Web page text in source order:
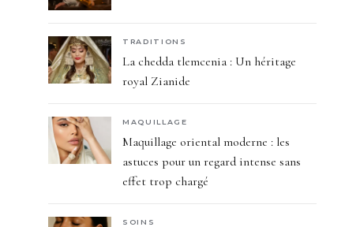
TRADITIONS
La chedda tlemcenia : Un héritage
royal Zianide
MAQUILLAGE
Maquillage oriental moderne : les
astuces pour un regard intense sans
effet trop chargé
SOINS